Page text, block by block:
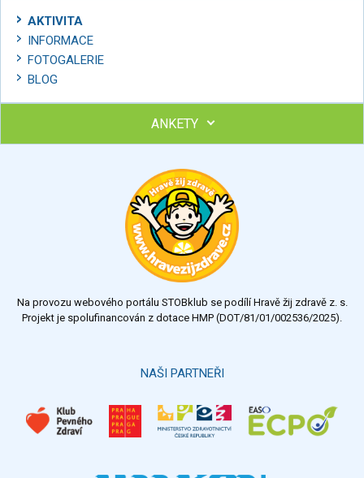
AKTIVITA
INFORMACE
FOTOGALERIE
BLOG
ANKETY
Výsledky Všechny ankety
Na provozu webového portálu STOBklub se podílí Hravě žij zdravě z. s.
Projekt je spolufinancován z dotace HMP (DOT/81/01/002536/2025).
NAŠI PARTNEŘI